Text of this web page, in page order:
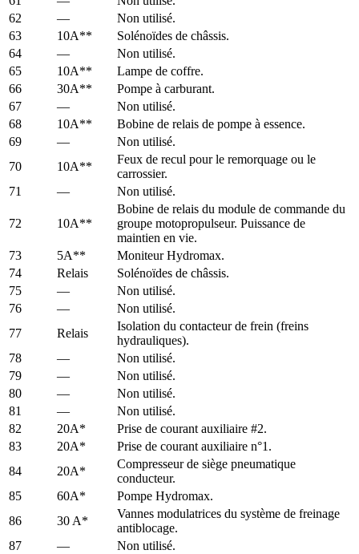
62
—
Non utilisé.
63
10A**
Solénoïdes de châssis.
64
—
Non utilisé.
65
10A**
Lampe de coffre.
66
30A**
Pompe à carburant.
67
—
Non utilisé.
68
10A**
Bobine de relais de pompe à essence.
69
—
Non utilisé.
70
10A**
Feux de recul pour le remorquage ou le
carrossier.
71
— Non utilisé.
72 10A**
Bobine de relais du module de commande du
groupe motopropulseur. Puissance de
maintien en vie.
73
5A**
Moniteur Hydromax.
74
Relais
Solénoïdes de châssis.
75
—
Non utilisé.
76
—
Non utilisé.
77
Relais
Isolation du contacteur de frein (freins
hydrauliques).
78
—
Non utilisé.
79
—
Non utilisé.
80
—
Non utilisé.
81
—
Non utilisé.
82
20A*
Prise de courant auxiliaire #2.
83
20A*
Prise de courant auxiliaire n°1.
84
20A*
Compresseur de siège pneumatique
conducteur.
85
60A*
Pompe Hydromax.
86
30 A*
Vannes modulatrices du système de freinage
antiblocage.
87
—
Non utilisé.